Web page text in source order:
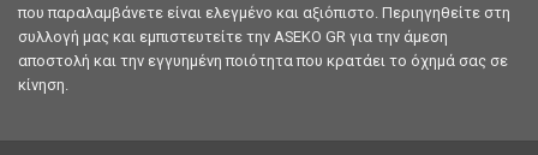
που παραλαμβάνετε είναι ελεγμένο και αξιόπιστο. Περιηγηθείτε στη
συλλογή μας και εμπιστευτείτε την ASEKO GR για την άμεση
αποστολή και την εγγυημένη ποιότητα που κρατάει το όχημά σας σε
κίνηση.